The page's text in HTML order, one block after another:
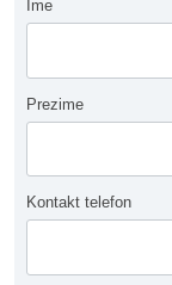
Ime
Prezime
Kontakt telefon